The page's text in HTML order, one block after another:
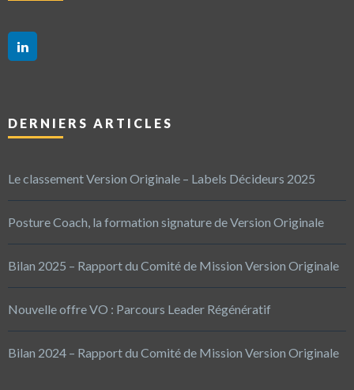
DERNIERS ARTICLES
Le classement Version Originale – Labels Décideurs 2025
Posture Coach, la formation signature de Version Originale
Bilan 2025 – Rapport du Comité de Mission Version Originale
Nouvelle offre VO : Parcours Leader Régénératif
Bilan 2024 – Rapport du Comité de Mission Version Originale